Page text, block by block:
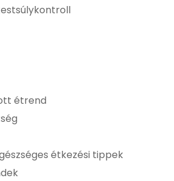
étrend
étkezési tippek